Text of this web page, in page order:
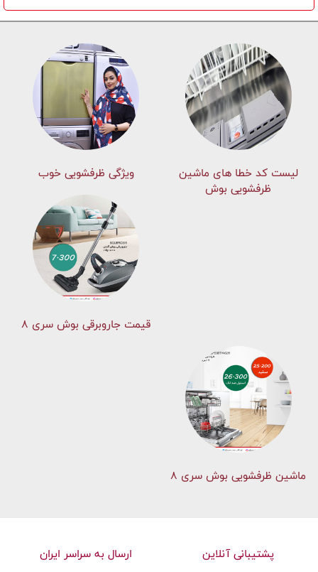
لیست کد خطا های ماشين
ظرفشویی بوش
ویژگی ظرفشویی خوب
قیمت جاروبرقی بوش سری ۸
ماشین ظرفشویی بوش سری 8
پشتیبانی آنلاین ارسال به سراسر ایران